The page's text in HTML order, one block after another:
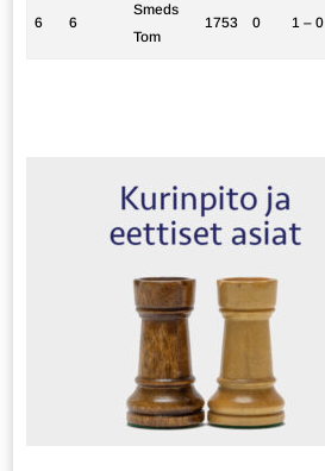
6 6
Smeds
Tom
1753 0 1 – 0